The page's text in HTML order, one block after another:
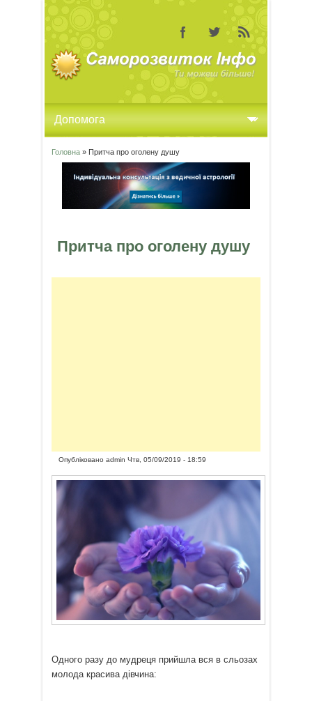
Ви є тут
Головна» Притча про оголену душу
Притча про оголену душу
Опублікованоadmin Чтв, 05/09/2019 - 18:59
Одного разу до мудреця прийшла вся в сльозах
молода красива дівчина: